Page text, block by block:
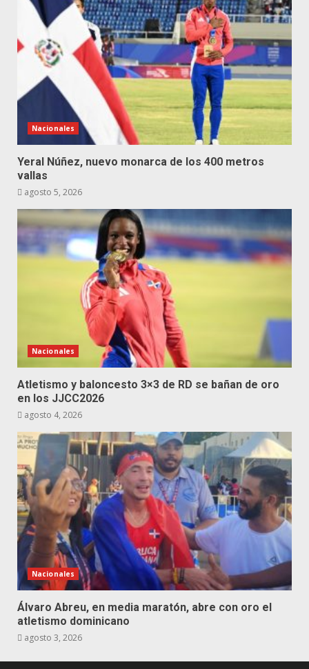
Nacionales
Yeral Núñez, nuevo monarca de los 400 metros
vallas
agosto 5, 2026
Nacionales
Atletismo y baloncesto 3×3 de RD se bañan de oro
en los JJCC2026
agosto 4, 2026
Nacionales
Álvaro Abreu, en media maratón, abre con oro el
atletismo dominicano
agosto 3, 2026